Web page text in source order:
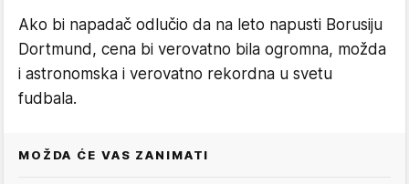
Ako bi napadač odlučio da na leto napusti Borusiju
Dortmund, cena bi verovatno bila ogromna, možda
i astronomska i verovatno rekordna u svetu
fudbala.
MOŽDA ĆE VAS ZANIMATI